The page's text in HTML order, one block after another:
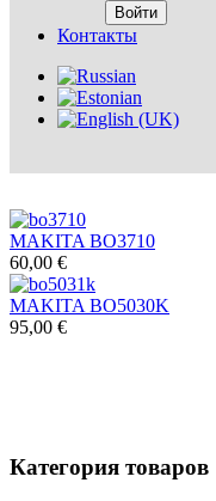
Войти
Контакты
MAKITA BO3710
60,00 €
MAKITA BO5030K
95,00 €
Категория товаров